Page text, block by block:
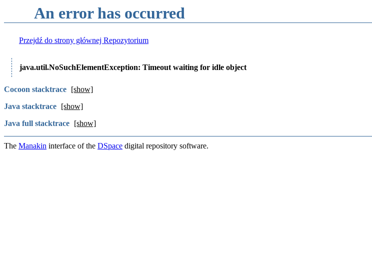
An error has occurred
Przejdź do strony głównej Repozytorium
java.util.NoSuchElementException: Timeout waiting for idle object
Cocoon stacktrace [show]
Java stacktrace [show]
Java full stacktrace [show]
The Manakin interface of the DSpace digital repository software.